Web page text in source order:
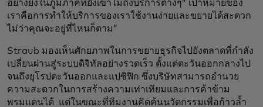
อย่างยิ่งในภูมิภาคที่ยังเข้าไม่ถึงบริการต่างๆ” เป้าหมายของ
เราคือการทำให้บริการของเราใช้งานง่ายและขยายได้สะดวก
ไม่ว่าคุณจะอยู่ที่ไหนก็ตาม”
Straub มองเห็นศักยภาพในการขยายธุรกิจไปยังตลาดที่กำลัง
เปลี่ยนผ่านสู่ระบบดิจิทัลอย่างรวดเร็ว ตั้งแต่ตะวันออกกลางไป
จนถึงยุโรปตะวันออกและแปซิฟิก ซึ่งบริษัทสามารถอำนวย
ความสะดวกในการสร้างความเท่าเทียมและการค้าข้าม
พรมแดนได้ แต่ในขณะที่ทีมงานคิดค้นนวัตกรรมเพื่อก้าวล้ำ